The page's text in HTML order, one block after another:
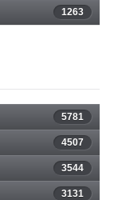
1263
5781
4507
3544
3131